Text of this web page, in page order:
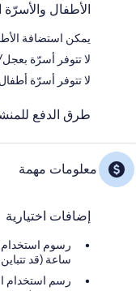
الأطفال والأسرّة
يمكن استضافة
لا تتوفر أسرّة
لا تتوفر أسرّة
طرق الدفع
معلومات مهمة
إضافات اختيارية
ساعة (قد
رسم استخدام